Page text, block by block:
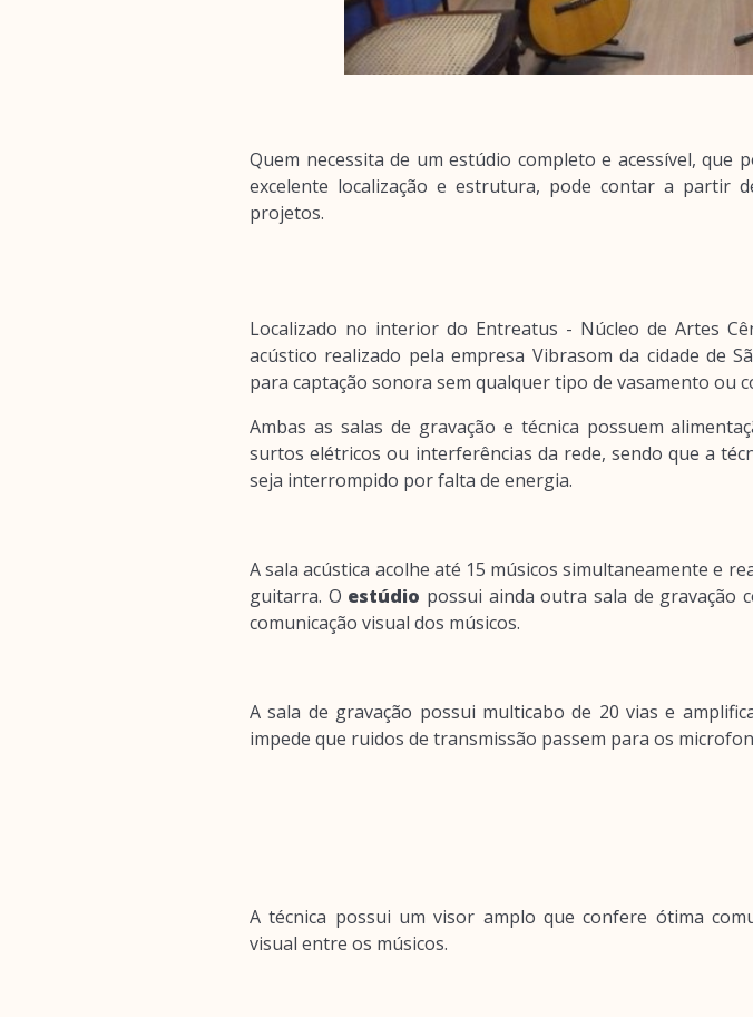
Quem necessita de um estúdio completo e acessível, que
excelente localização e estrutura, pode contar a partir
projetos.
Localizado no interior do Entreatus - Núcleo de Artes
acústico realizado pela empresa Vibrasom da cidade de
para captação sonora sem qualquer tipo de vasamento ou
Ambas as salas de gravação e técnica possuem
surtos elétricos ou interferências da rede, sendo que a
seja interrompido por falta de energia.
A sala acústica acolhe até 15 músicos simultaneamente e
guitarra. O estúdio possui ainda outra sala de gravação
comunicação visual dos músicos.
A sala de gravação possui multicabo de 20 vias e
impede que ruidos de transmissão passem para os
A técnica possui um visor amplo que confere ótima
visual entre os músicos.